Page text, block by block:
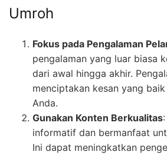
Umroh
Fokus pada Pengalaman
pengalaman yang luar biasa
dari awal hingga akhir.
menciptakan kesan yang
Anda.
Gunakan Konten Berkualitas
informatif dan bermanfaat
Ini dapat meningkatkan